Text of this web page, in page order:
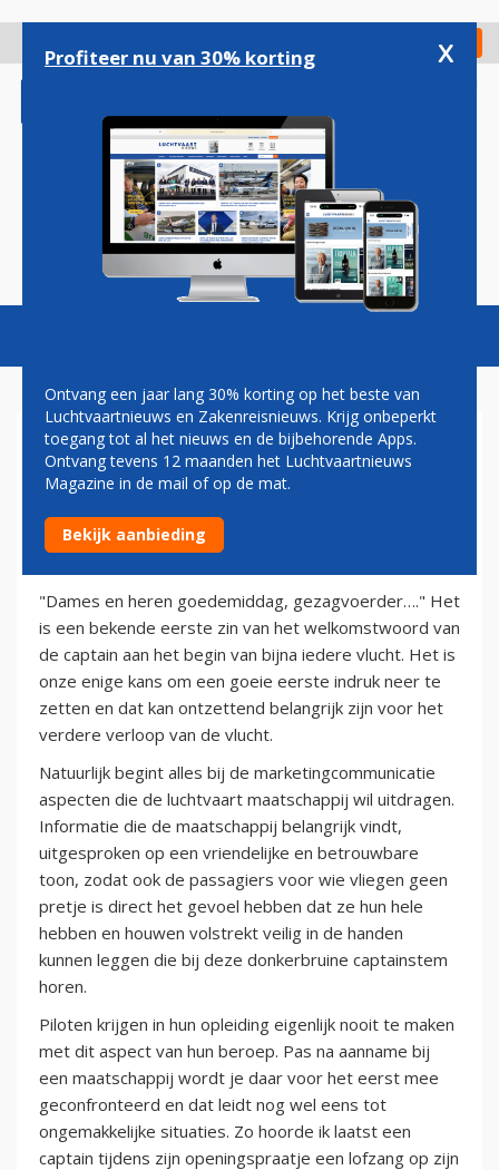
gaan
Check in
Magazine Podcasts Vacatures
JAN COCHERET: WELKOM
AAN BOORD
12 februari 2011
"Dames en heren goedemiddag, gezagvoerder…." Het
is een bekende eerste zin van het welkomstwoord van
de captain aan het begin van bijna iedere vlucht. Het is
onze enige kans om een goeie eerste indruk neer te
zetten en dat kan ontzettend belangrijk zijn voor het
verdere verloop van de vlucht.
Natuurlijk begint alles bij de marketingcommunicatie
aspecten die de luchtvaart maatschappij wil uitdragen.
Informatie die de maatschappij belangrijk vindt,
uitgesproken op een vriendelijke en betrouwbare
toon, zodat ook de passagiers voor wie vliegen geen
pretje is direct het gevoel hebben dat ze hun hele
hebben en houwen volstrekt veilig in de handen
kunnen leggen die bij deze donkerbruine captainstem
horen.
Piloten krijgen in hun opleiding eigenlijk nooit te maken
met dit aspect van hun beroep. Pas na aanname bij
een maatschappij wordt je daar voor het eerst mee
geconfronteerd en dat leidt nog wel eens tot
ongemakkelijke situaties. Zo hoorde ik laatst een
captain tijdens zijn openingspraatje een lofzang op zijn
Profiteer nu van 30% korting x
Ontvang een jaar lang 30% korting op het beste van
Luchtvaartnieuws en Zakenreisnieuws. Krijg onbeperkt
toegang tot al het nieuws en de bijbehorende Apps.
Ontvang tevens 12 maanden het Luchtvaartnieuws
Magazine in de mail of op de mat.
Bekijk aanbieding